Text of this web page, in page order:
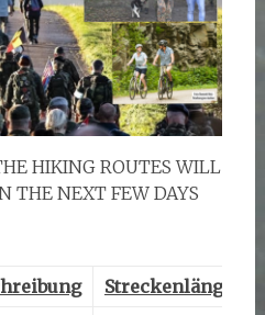
HIKING ROUTES WILL
THE NEXT FEW DAYS
Streckenlänge